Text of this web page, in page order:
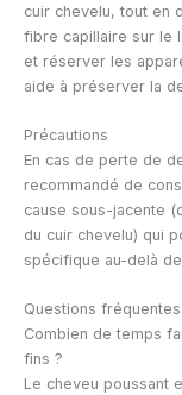
cuir chevelu, tout en
fibre capillaire sur le
et réserver les
aide à préserver la
Précautions
En cas de perte de
recommandé de
cause sous-jacente
du cuir chevelu) qui
spécifique au-delà
Questions
Combien de temps
fins ?
Le cheveu poussant